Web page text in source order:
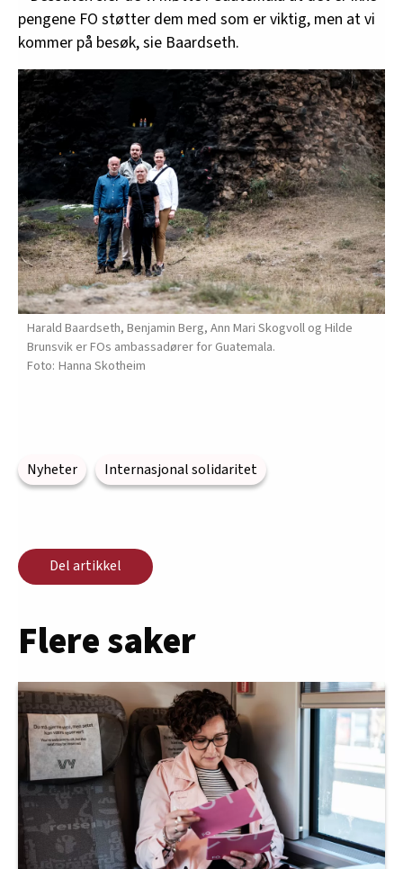
pengene FO støtter dem med som er viktig, men at vi
kommer på besøk, sie Baardseth.
Harald Baardseth, Benjamin Berg, Ann Mari Skogvoll og Hilde
Brunsvik er FOs ambassadører for Guatemala.
Hanna Skotheim
Nyheter Internasjonal solidaritet
Del artikkel
Flere saker